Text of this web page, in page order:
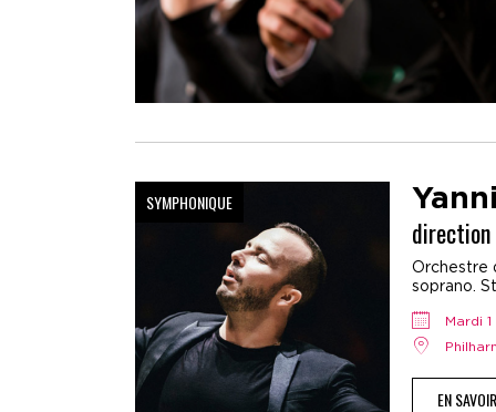
SYMPHONIQUE
direction
Orchestre
soprano.
EN